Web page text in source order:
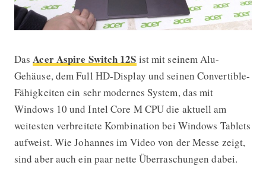
Acer Aspire Switch 12S: Top-
DasAcer Aspire Switch 12Sist mit seinem Alu-
Gehäuse, dem Full HD-Display und seinen Convertible-
Fähigkeiten ein sehr modernes System, das mit
Windows 10 und Intel Core M CPU die aktuell am
weitesten verbreitete Kombination bei Windows Tablets
aufweist. Wie Johannes im Video von der Messe zeigt,
sind aber auch ein paar nette Überraschungen dabei.